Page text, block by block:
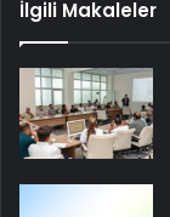
İlgili Makaleler